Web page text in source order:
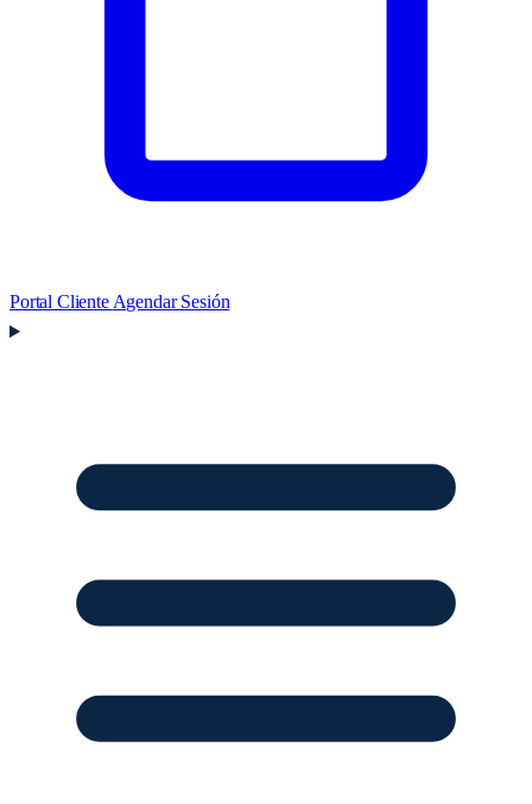
Portal Cliente Agendar Sesión